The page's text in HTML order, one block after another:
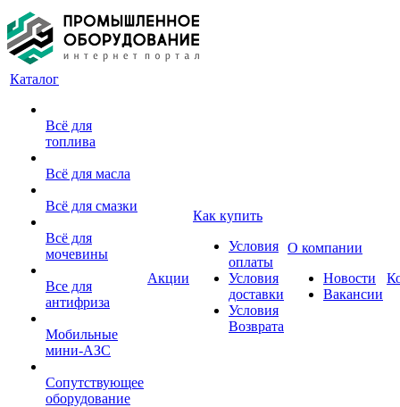
Каталог
Всё для
топлива
Всё для масла
Всё для смазки
Всё для
мочевины
Все для
антифриза
Мобильные
мини-АЗС
Сопутствующее
оборудование
Акции
Как купить
Условия
оплаты
Условия
доставки
Условия
Возврата
О компании
Новости
Вакансии